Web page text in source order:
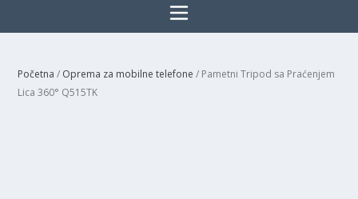
Početna / Oprema za mobilne telefone / Pametni Tripod sa Praćenjem
Lica 360° Q515TK